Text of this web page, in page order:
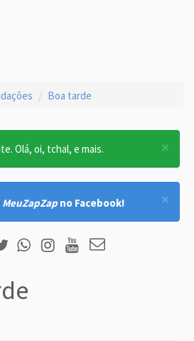
Boa tarde
×
Olá, oi, tchal, e mais.
×
MeuZapZap no Facebook!